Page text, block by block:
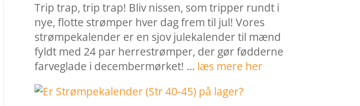
Trip trap, trip trap! Bliv nissen, som tripper rundt i
nye, flotte strømper hver dag frem til jul! Vores
strømpekalender er en sjov julekalender til mænd
fyldt med 24 par herrestrømper, der gør fødderne
farveglade i decembermørket! … læs mere her